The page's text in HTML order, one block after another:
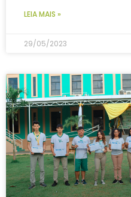
LEIA MAIS »
29/05/2023